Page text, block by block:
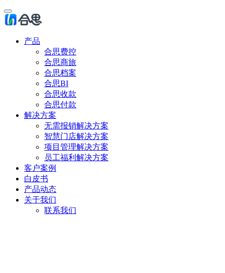
产品
合思费控
合思商旅
合思档案
合思BI
合思收款
合思付款
解决方案
无需报销解决方案
智慧门店解决方案
项目管理解决方案
员工福利解决方案
客户案例
白皮书
产品动态
关于我们
联系我们